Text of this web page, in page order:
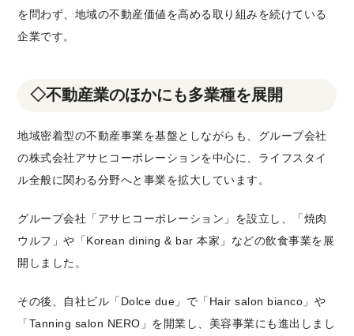
を問わず、地域の不動産価値を高める取り組みを続けている
企業です。
◇不動産業のほかにも多業種を展開
地域密着型の不動産事業を基盤としながらも、グループ会社
の株式会社アサヒコーポレーションを中心に、ライフスタイ
ル全般に関わる分野へと事業を拡大しています。
グループ会社「アサヒコーポレーション」を設立し、「焼肉
ウルフ」や「Korean dining & bar 本家」などの飲食事業を展
開しました。
その後、自社ビル「Dolce due」で「Hair salon bianco」や
「Tanning salon NERO」を開業し、美容事業にも進出しまし